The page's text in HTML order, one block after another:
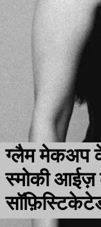
ग्लैम मेकअप
स्मोकी